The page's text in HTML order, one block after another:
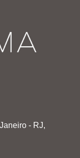
- RJ,